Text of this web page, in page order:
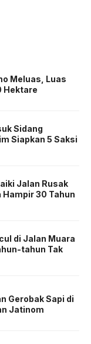
Meluas, Luas
Hektare
Sidang
Siapkan 5 Saksi
Jalan Rusak
30 Tahun
di Jalan Muara
tahun Tak
Gerobak Sapi di
Jatinom